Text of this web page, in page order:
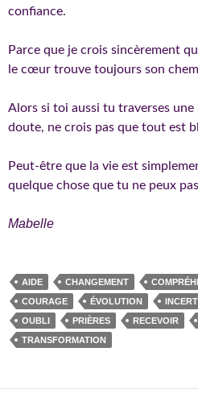
confiance.
Parce que je crois sincèrement
le cœur trouve toujours son
Alors si toi aussi tu traverses une
doute, ne crois pas que tout est
Peut-être que la vie est
quelque chose que tu ne peux
Mabelle
AIDE CHANGEMENT
COURAGE
ÉVOLUTION
OUBLI
PRIÈRES RECEVOIR
TRANSFORMATION